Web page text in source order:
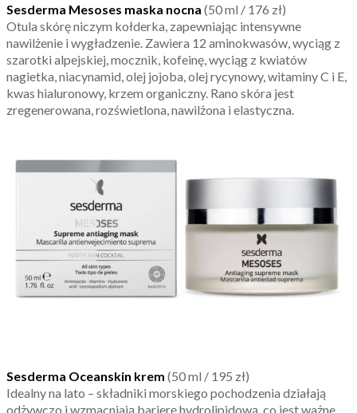
Sesderma Mesoses maska nocna (50 ml / 176 zł)
Otula skórę niczym kołderka, zapewniając intensywne
nawilżenie i wygładzenie. Zawiera 12 aminokwasów, wyciąg z
szarotki alpejskiej, mocznik, kofeinę, wyciąg z kwiatów
nagietka, niacynamid, olej jojoba, olej rycynowy, witaminy C i E,
kwas hialuronowy, krzem organiczny. Rano skóra jest
zregenerowana, rozświetlona, nawilżona i elastyczna.
Sesderma Oceanskin krem (50 ml / 195 zł)
Idealny na lato – składniki morskiego pochodzenia działają
odżywczo i wzmacniają barierę hydrolipidową, co jest ważne